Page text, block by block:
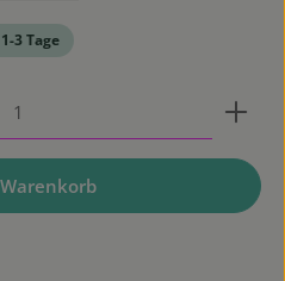
3 Tage
gewünschten Wert ein